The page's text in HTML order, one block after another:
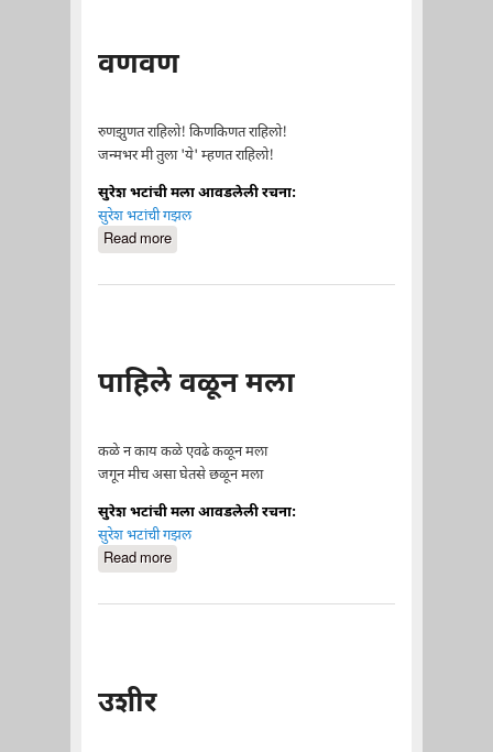
वणवण
रुणझुणत राहिलो! किणकिणत राहिलो!
जन्मभर मी तुला 'ये' म्हणत राहिलो!
सुरेश भटांची मला आवडलेली रचना:
सुरेश भटांची गझल
Read moreabout वणवण
पाहिले वळून मला
कळे न काय कळे एवढे कळून मला
जगून मीच असा घेतसे छळून मला
सुरेश भटांची मला आवडलेली रचना:
सुरेश भटांची गझल
Read moreabout पाहिले वळून मला
उशीर